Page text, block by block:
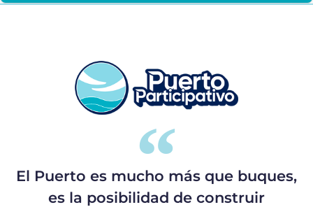
El Puerto es mucho más que buques,
es la posibilidad de construir